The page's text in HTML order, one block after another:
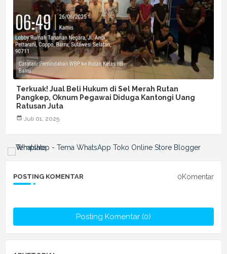
Terkuak! Jual Beli Hukum di Sel Merah Rutan
Pangkep, Oknum Pegawai Diduga Kantongi Uang
Ratusan Juta
Juli 01, 2025
POSTING KOMENTAR 0Komentar
Posting Komentar (0)